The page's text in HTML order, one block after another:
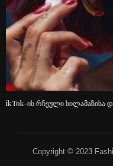
გავრცელებული
პრადას” მეორე ნაწილი
Copyright © 2023